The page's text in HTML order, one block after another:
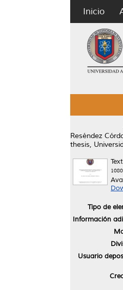
Inicio
Reséndez
thesis,
Tipo de
Información
Usuario